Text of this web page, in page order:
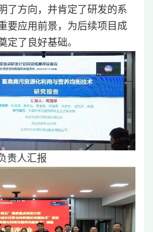
了方向，并肯定了研发的系
要应用前景，为后续项目成
定了良好基础。
责人汇报